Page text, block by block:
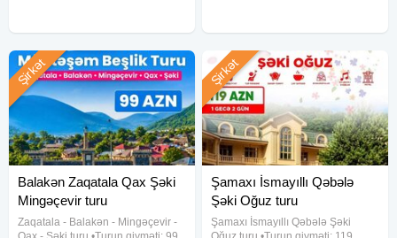
Balakən Zaqatala Qax Şəki
Mingəçevir turu
Zaqatala - Balakən - Mingəçevir -
Şirkət
Şamaxı İsmayıllı Qəbələ
Şəki Oğuz turu
Şamaxı İsmayıllı Qəbələ Şəki
Şirkət